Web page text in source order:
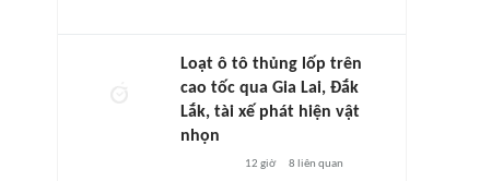
Loạt ô tô thủng lốp trên
cao tốc qua Gia Lai, Đắk
Lắk, tài xế phát hiện vật
nhọn
12 giờ 8 liên quan